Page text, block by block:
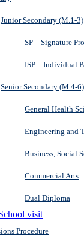
Junior Secondary (M.1-3)
SP – Signature
ISP – Individual
Senior Secondary (M.4-6)
General Health
Engineering and
Business, Social
Commercial Arts
Dual Diploma
visit
Procedure